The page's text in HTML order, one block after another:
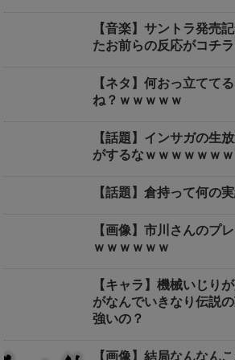
【音楽】サントラ発売
たお前らの反応がコチ
【ネタ】何おっ立てて
ね？ｗｗｗｗｗ
【話題】インサガの生
がするなｗｗｗｗｗｗｗ
【話題】倉持って何の
【画像】市川さんのプ
ｗｗｗｗｗｗ
【キャラ】機械いじり
がなんでいきなり伝説
強いの？
【画像】結局なんなん